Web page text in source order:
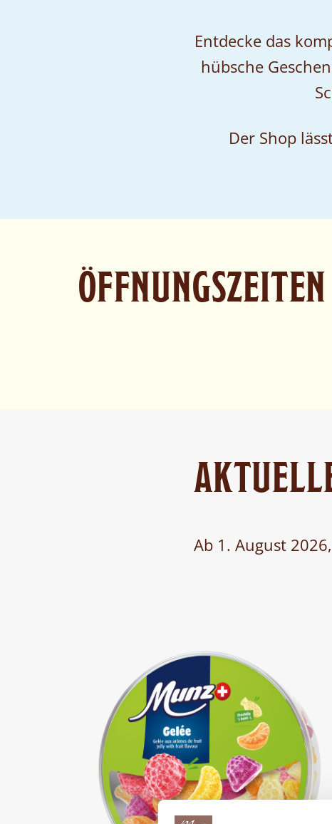
Entdecke das
hübsche
Der Shop
ÖFFNUNGSZEITEN
Ab 1. August